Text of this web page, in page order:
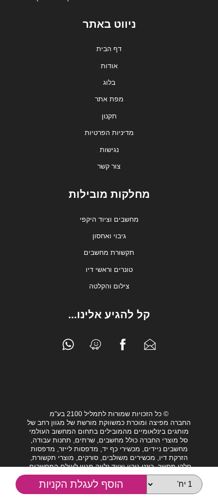
ניווט באתר
דף הבית
אודות
בלוג
מפת אתר
תקנון
מדיניות הפרטיות
נגישות
צור קשר
מחלקות מובילות
מחשבים וציוד היקפי
גיבוי ואחסון
תקשורת מחשבים
טונרים וראשי דיו
צילום והקלטה
קל להגיע אלינו...
© כל הזכויות שמורות לתמליל 2100 בע"מ
החברה מפיצה ומוכרת כמשווקת מורשת של מגוון רחב של
מותגים בינלאומיים מהמובילים בתחום המחשוב העולמי
סל מוצרי החברה כולל מחשבים, שרתים, תחנות עבודה,
מחשבים ניידים, מכשירי כף יד, מדפסות לייזר, מדפסות
הזרקת דיו, מכשירים משולבים, סורקים, מוצרי תקשורת,
חלקי מחשב, כונני גיבוי וציוד נלווה מגוון לעולם המחשבים.